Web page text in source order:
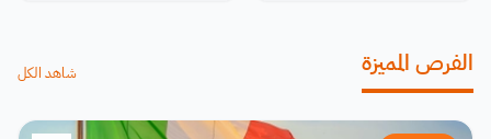
الفرص المميزة شاهد الكل